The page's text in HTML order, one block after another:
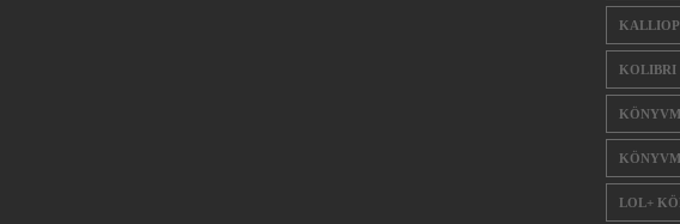
KOLIBRI
LOL+